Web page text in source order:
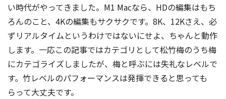
い時代がやってきました。M1 Macなら、HDの編集はもち
ろんのこと、4Kの編集もサクサクです。8K、12Kさえ、必
ずリアルタイムというわけではないにせよ、ちゃんと動作
します。一応この記事ではカテゴリとして松竹梅のうち梅
にカテゴライズしましたが、梅と呼ぶには失礼なレベルで
す。竹レベルのパフォーマンスは発揮できると思っても
らって大丈夫です。